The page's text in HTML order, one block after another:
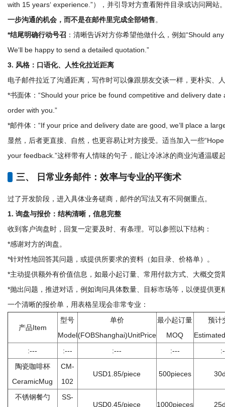
with 15 years‘ experience.”），并引导对方查看附件目录或访问网站
一步沟通的机会，而不是在邮件里完成全部销售。
*结尾明确行动号召：清晰告诉对方你希望他做什么，例如“Should
We‘ll be happy to send a detailed quotation.”
3. 风格：口语化、人性化拉近距离
电子邮件拉近了沟通距离，写作时可以像跟朋友交谈一样，更朴实、
*书面体：“Should your price be found competitive and delivery
order with you.”
*邮件体：“If your price and delivery date are good, we‘ll place a
显然，后者更直接、自然，也更容易让对方接受。适当加入一些
your feedback.”这样带有人情味的句子，能让冷冰冰的商业沟通温暖
三、 日常业务邮件：效率与专业的平衡术
过了开发阶段，进入具体业务磋商，邮件的写法又有不同侧重点。
1. 询盘与报价：结构清晰，信息完整
收到客户询盘时，回复一定要及时、有条理。可以参照以下结构：
*感谢对方的询盘。
*针对性地回答其问题，或提供所要求的资料（如目录、价格单）。
*主动提供额外有价值信息，如最小起订量、常用付款方式、大概交货
*抛出问题，推进对话，例如询问具体数量、目标市场等，以便提供更
一个清晰的报价单，用表格呈现会非常专业：
产品Item
型号
Model
单价
(FOBShanghai)UnitPrice
最小起订量
MOQ
预计
:---
:--- :--- :---
陶瓷咖啡杯
CeramicMug
CM-
102
USD1.85/piece 500pieces
不锈钢餐勺
SS-
USD0.45/piece 1000pieces